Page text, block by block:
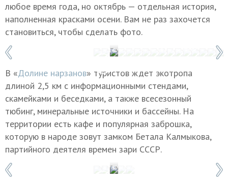
любое время года, но октябрь — отдельная история,
наполненная красками осени. Вам не раз захочется
становиться, чтобы сделать фото.
Фото: Арсен Алабердов/ТАСС
1 / 16
В «Долине нарзанов» туристов ждет экотропа
длиной 2,5 км с информационными стендами,
скамейками и беседками, а также всесезонный
тюбинг, минеральные источники и бассейны. На
территории есть кафе и популярная заброшка,
которую в народе зовут замком Бетала Калмыкова,
партийного деятеля времен зари СССР.
Фото: Арсен Алабердов/ТАСС
1 / 5